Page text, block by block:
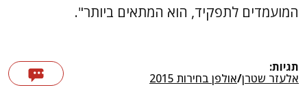
המועמדים לתפקיד, הוא המתאים ביותר".
תגיות:
אלעזר שטרן/אולפן בחירות 2015